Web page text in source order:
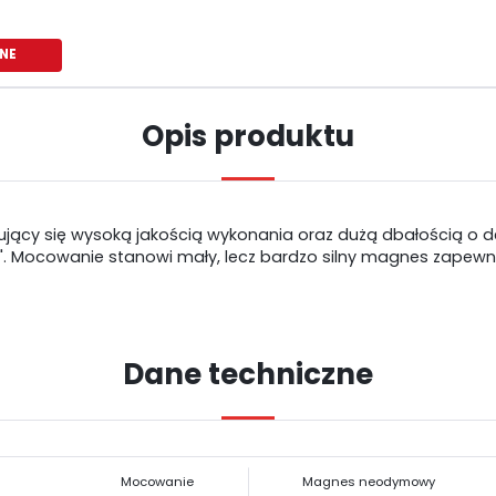
Opis produktu
się wysoką jakością wykonania oraz dużą dbałością o
stanowi mały, lecz bardzo silny magnes
Dane techniczne
Mocowanie Magnes neodymowy
USTAWIENIA
Twoją prywatność. Możesz zmienić ustawienia cookies lub
zaakceptować je wszystkie. W dowolnym momencie możesz dokonać zmiany
USTAWIENIA REGIONALNE